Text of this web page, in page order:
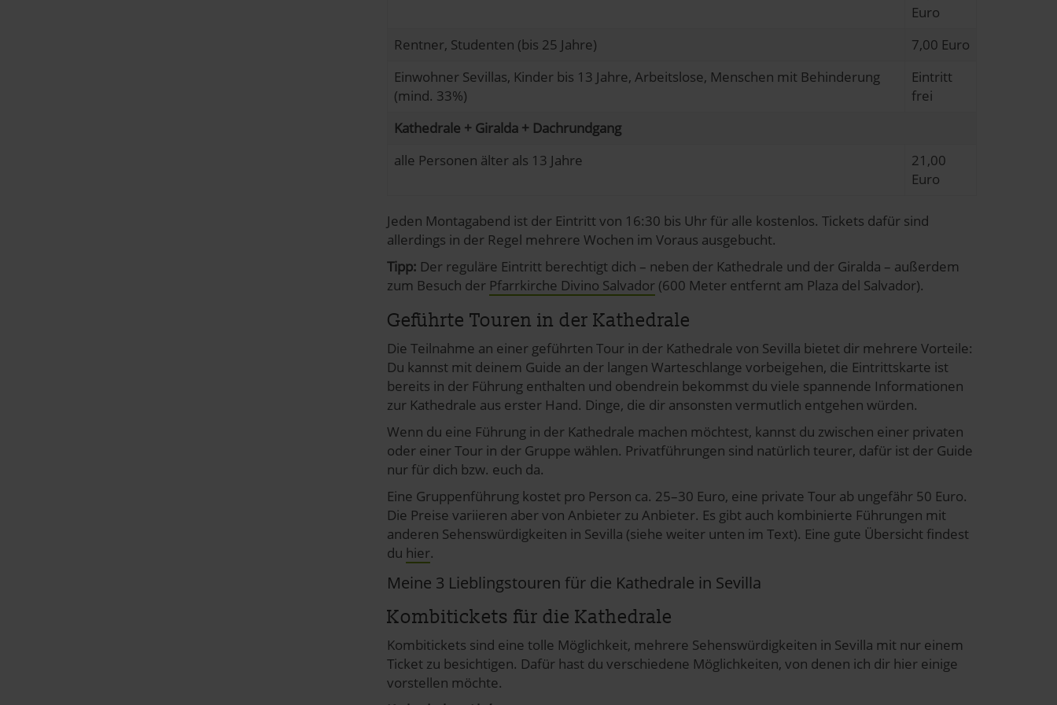
Euro
Rentner, Studenten (bis 25 Jahre)
7,00 Euro
Einwohner Sevillas, Kinder bis 13 Jahre, Arbeitslose, Menschen mit Behinderung
(mind. 33%)
Eintritt
frei
Kathedrale + Giralda + Dachrundgang
alle Personen älter als 13 Jahre
21,00
Euro
Jeden Montagabend ist der Eintritt von 16:30 bis Uhr für alle kostenlos. Tickets dafür sind
allerdings in der Regel mehrere Wochen im Voraus ausgebucht.
Tipp: Der reguläre Eintritt berechtigt dich – neben der Kathedrale und der Giralda – außerdem
zum Besuch der Pfarrkirche Divino Salvador (600 Meter entfernt am Plaza del Salvador).
Geführte Touren in der Kathedrale
Die Teilnahme an einer geführten Tour in der Kathedrale von Sevilla bietet dir mehrere Vorteile:
Du kannst mit deinem Guide an der langen Warteschlange vorbeigehen, die Eintrittskarte ist
bereits in der Führung enthalten und obendrein bekommst du viele spannende Informationen
zur Kathedrale aus erster Hand. Dinge, die dir ansonsten vermutlich entgehen würden.
Wenn du eine Führung in der Kathedrale machen möchtest, kannst du zwischen einer privaten
oder einer Tour in der Gruppe wählen. Privatführungen sind natürlich teurer, dafür ist der Guide
nur für dich bzw. euch da.
Eine Gruppenführung kostet pro Person ca. 25–30 Euro, eine private Tour ab ungefähr 50 Euro.
Die Preise variieren aber von Anbieter zu Anbieter. Es gibt auch kombinierte Führungen mit
anderen Sehenswürdigkeiten in Sevilla (siehe weiter unten im Text). Eine gute Übersicht findest
du hier.
Meine 3 Lieblingstouren für die Kathedrale in Sevilla
Kombitickets für die Kathedrale
Kombitickets sind eine tolle Möglichkeit, mehrere Sehenswürdigkeiten in Sevilla mit nur einem
Ticket zu besichtigen. Dafür hast du verschiedene Möglichkeiten, von denen ich dir hier einige
vorstellen möchte.